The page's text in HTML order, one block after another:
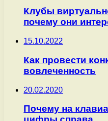
Клубы
почему они
15.10.2022
Как провести
вовлеченность
20.02.2020
Почему на